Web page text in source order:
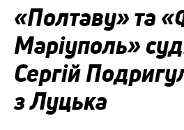
«Полтаву» та
Маріуполь»
Сергій
з Луцька